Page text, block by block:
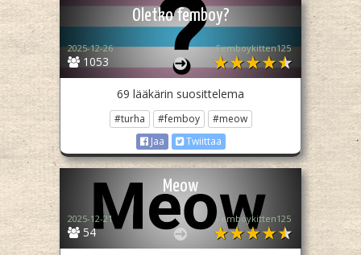
Oletko femboy?
1053
2025-12-26 Femboykitten125
69 lääkärin suosittelema
#turha #femboy
#meow
Jaa
Twiittaa
Meow
54
2025-12-21 Femboykitten125